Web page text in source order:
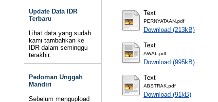
Update Data IDR
Terbaru
Lihat data yang sudah
kami tambahkan ke
IDR dalam seminggu
terakhir.
Pedoman Unggah
Mandiri
Sebelum mengupload
Text
PERNYATAAN.pdf
Download (213kB)
Text
AWAL.pdf
Download (995kB)
Text
ABSTRAK.pdf
Download (91kB)